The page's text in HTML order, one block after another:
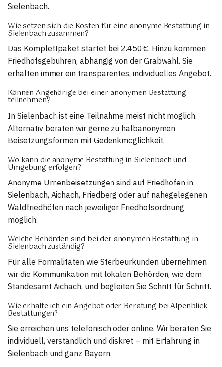
Sielenbach.
Wie setzen sich die Kosten für eine anonyme Bestattung in
Sielenbach zusammen?
Das Komplettpaket startet bei 2.450 €. Hinzu kommen
Friedhofsgebühren, abhängig von der Grabwahl. Sie
erhalten immer ein transparentes, individuelles Angebot.
Können Angehörige bei einer anonymen Bestattung
teilnehmen?
In Sielenbach ist eine Teilnahme meist nicht möglich.
Alternativ beraten wir gerne zu halbanonymen
Beisetzungsformen mit Gedenkmöglichkeit.
Wo kann die anonyme Bestattung in Sielenbach und
Umgebung erfolgen?
Anonyme Urnenbeisetzungen sind auf Friedhöfen in
Sielenbach, Aichach, Friedberg oder auf nahegelegenen
Waldfriedhöfen nach jeweiliger Friedhofsordnung
möglich.
Welche Behörden sind bei der anonymen Bestattung in
Sielenbach zuständig?
Für alle Formalitäten wie Sterbeurkunden übernehmen
wir die Kommunikation mit lokalen Behörden, wie dem
Standesamt Aichach, und begleiten Sie Schritt für Schritt.
Wie erhalte ich ein Angebot oder Beratung bei Alpenblick
Bestattungen?
Sie erreichen uns telefonisch oder online. Wir beraten Sie
individuell, verständlich und diskret – mit Erfahrung in
Sielenbach und ganz Bayern.